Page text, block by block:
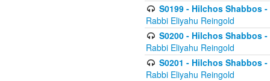
S0199 - Hilchos Shabbos
Rabbi Eliyahu Reingold
S0200 - Hilchos Shabbos
Rabbi Eliyahu Reingold
S0201 - Hilchos Shabbos
Rabbi Eliyahu Reingold